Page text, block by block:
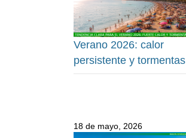
Verano 2026: calor
persistente y tormentas
18 de mayo, 2026